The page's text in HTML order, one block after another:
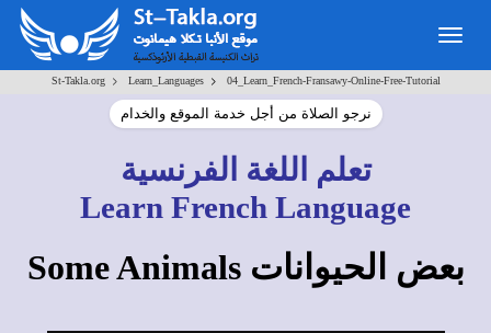
St-Takla.org> Learn_Languages> 04_Learn_French-Fransawy-Online-Free-Tutorial
نرجو الصلاة من أجل خدمة الموقع والخدام
تعلم اللغة الفرنسية
Learn French Language
Some Animals بعض الحيوانات